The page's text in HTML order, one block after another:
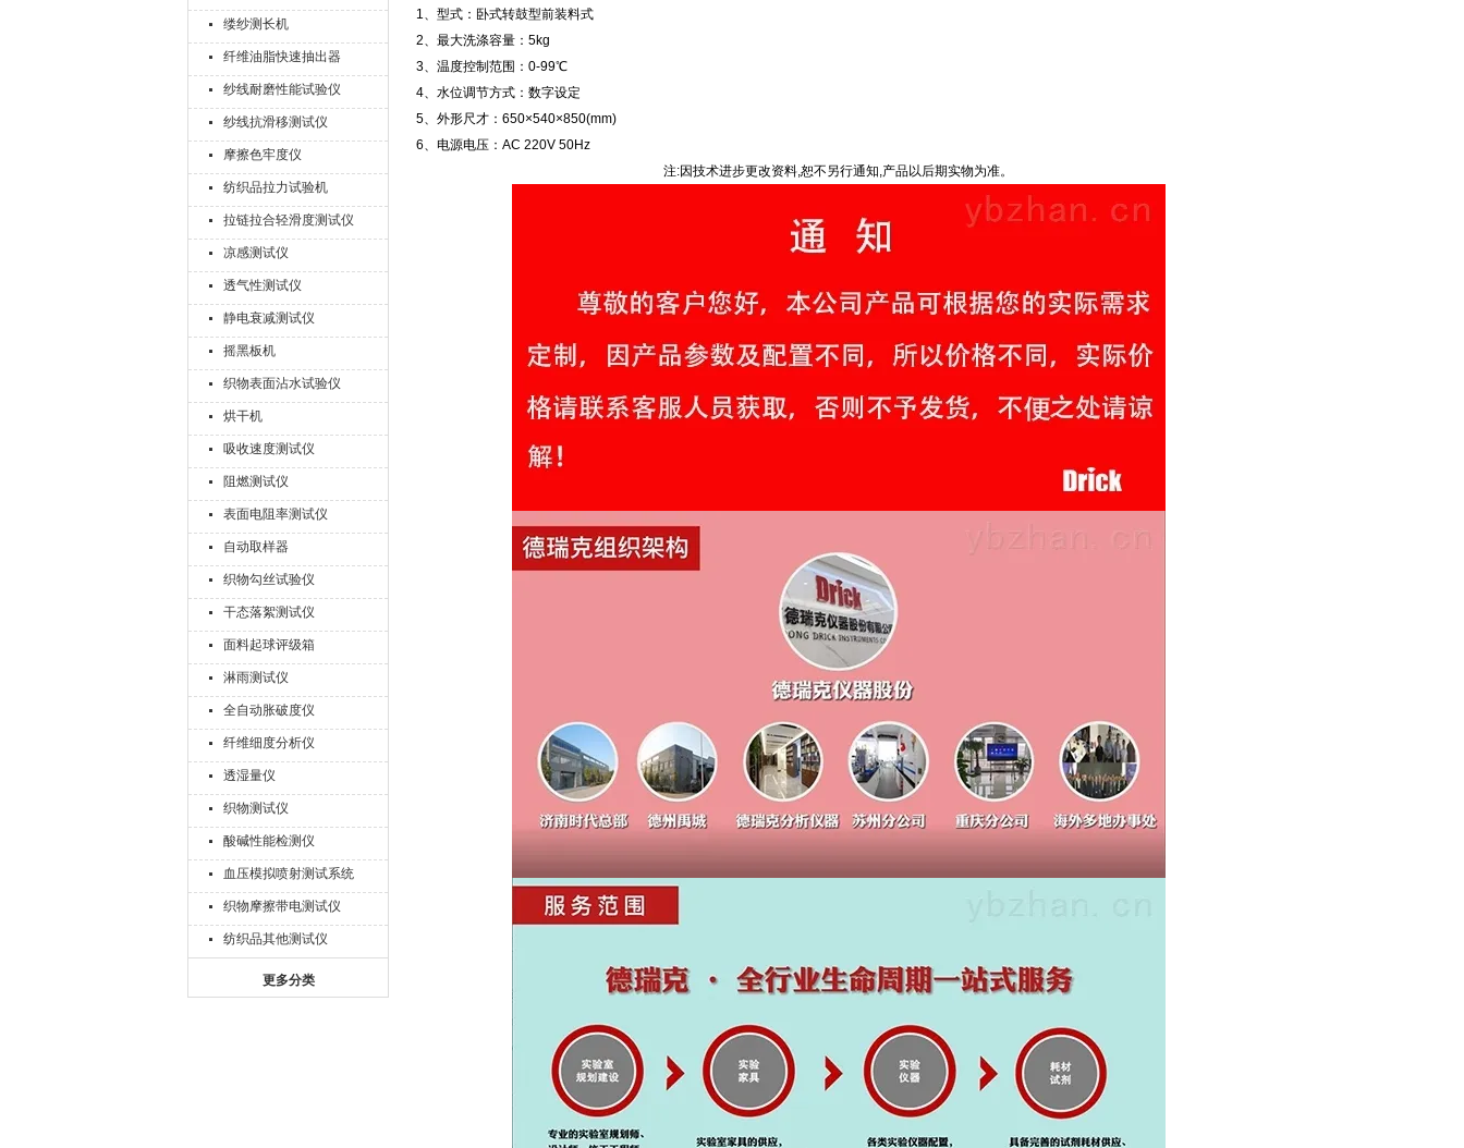
缕纱测长机
纤维油脂快速抽出器
纱线耐磨性能试验仪
纱线抗滑移测试仪
摩擦色牢度仪
纺织品拉力试验机
拉链拉合轻滑度测试仪
凉感测试仪
透气性测试仪
静电衰减测试仪
摇黑板机
织物表面沾水试验仪
烘干机
吸收速度测试仪
阻燃测试仪
表面电阻率测试仪
自动取样器
织物勾丝试验仪
干态落絮测试仪
面料起球评级箱
淋雨测试仪
全自动胀破度仪
纤维细度分析仪
透湿量仪
织物测试仪
酸碱性能检测仪
血压模拟喷射测试系统
织物摩擦带电测试仪
纺织品其他测试仪
更多分类
1、型式：卧式转鼓型前装料式
2、最大洗涤容量：5kg
3、温度控制范围：0-99℃
4、水位调节方式：数字设定
5、外形尺才：650×540×850(mm)
6、电源电压：AC 220V 50Hz
注:因技术进步更改资料,恕不另行通知,产品以后期实物为准。